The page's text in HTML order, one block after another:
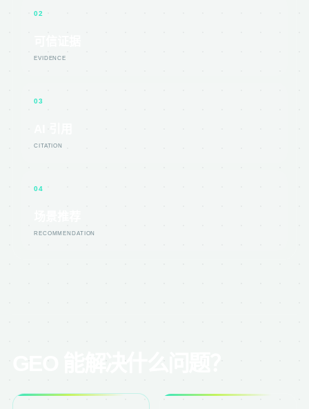
02
EVIDENCE
03
AI 引用
CITATION
04
RECOMMENDATION
GEO 能解决什么问题？